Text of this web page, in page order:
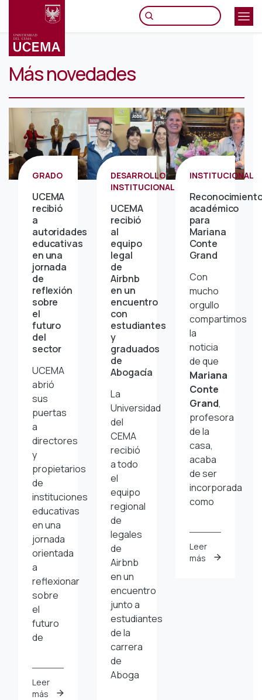
principal
Más novedades
GRADO
UCEMA
recibió
a
autoridades
educativas
en una
jornada
de
reflexión
sobre
el
futuro
del
sector
UCEMA
abrió
sus
puertas
a
directores
y
propietarios
de
instituciones
educativas
en una
jornada
orientada
a
reflexionar
sobre
el
futuro
de
Leer
más
DESARROLLO
INSTITUCIONAL
UCEMA
recibió
al
equipo
legal
de
Airbnb
en un
encuentro
con
estudiantes
y
graduados
de
Abogacía
La
Universidad
del
CEMA
recibió
a todo
el
equipo
regional
de
legales
de
Airbnb
en un
encuentro
junto a
estudiantes
de la
carrera
de
Aboga
INSTITUCIONAL
académico
para
Mariana
Conte
Grand
Con
mucho
orgullo
compartimos
la
noticia
de que
Mariana
Conte
Grand,
profesora
de la
casa,
acaba
de ser
incorporada
como
Leer
más